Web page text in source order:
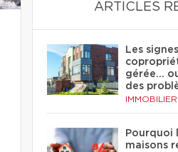
ARTICLES
Les
gérée…
des
IMMOBILIER
Pourquoi
maisons